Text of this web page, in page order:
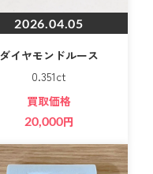
2026.04.05
ダイヤモンドルース
0.351ct
買取価格
20,000円